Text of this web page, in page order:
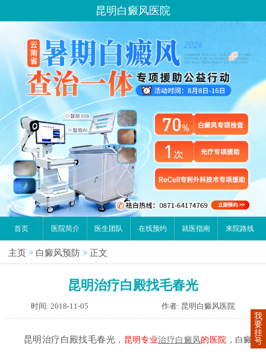
昆明白癜风医院
首页 医院简介 医生团队 在线预约 就医指南 来院路线
主页 > 白癜风预防 > 正文
昆明治疗白殿找毛春光
时间: 2018-11-05 作者: 昆明白癜风医院
昆明治疗白殿找毛春光 ， 昆明专业治疗白癜风的医院 ，白癜风
我
要
挂
号